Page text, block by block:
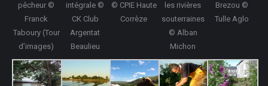
pêcheur ©
Franck
Taboury (Tour
d’images)
intégrale ©
CK Club
Argentat
Beaulieu
© CPIE Haute
Corrèze
les rivières
souterraines
© Alban
Michon
Brezou ©
Tulle Aglo